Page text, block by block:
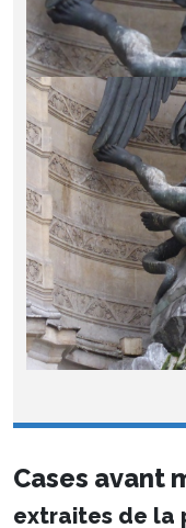
Cases avant
extraites de la